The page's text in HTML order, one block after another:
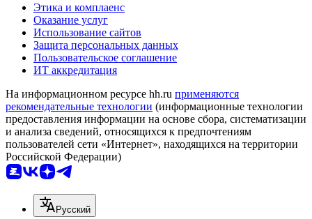
Этика и комплаенс
Оказание услуг
Использование сайтов
Защита персональных данных
Пользовательское соглашение
ИТ аккредитация
На информационном ресурсе hh.ru применяются
рекомендательные технологии (информационные технологии
предоставления информации на основе сбора, систематизации
и анализа сведений, относящихся к предпочтениям
пользователей сети «Интернет», находящихся на территории
Российской Федерации)
Русский